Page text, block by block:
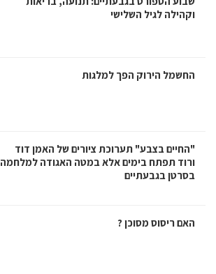
וקהילה לגיל השלישי
החשמל הירוק הפך למלגות
"החיים בצבע" תערוכת ציורים של האמן דוד
ורוד תפתח בימים אלא במטה האגודה למלחמה
בסרטן בגבעתיים
האם ריסוס מסוכן ?